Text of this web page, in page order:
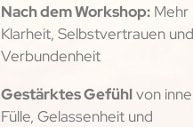
Nach dem Workshop: Mehr
Klarheit, Selbstvertrauen und
Verbundenheit
Gestärktes Gefühlvon
Fülle, Gelassenheit und